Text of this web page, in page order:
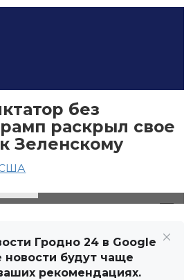
без
раскрыл свое
Зеленскому
Гродно 24 в Google
будут чаще
рекомендациях.